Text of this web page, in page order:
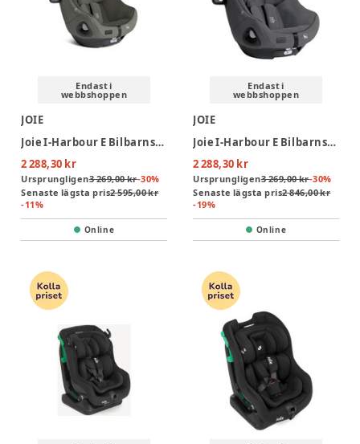
Endast i
webbshoppen
JOIE
Joie I-Harbour E Bilbarnstol - Evergreen
2 288,30 kr
Ursprungligen3 269,00 kr-30%
Senaste lägsta pris2 595,00 kr
-11%
Online
Endast i
webbshoppen
JOIE
Joie I-Harbour E Bilbarnstol - Ebony
2 288,30 kr
Ursprungligen3 269,00 kr-30%
Senaste lägsta pris2 846,00 kr
-19%
Online